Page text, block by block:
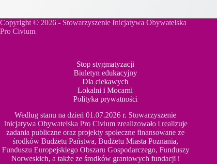
Copyright © 2026 - Stowarzyszenie Inicjatywa Obywatelska
Pro Civium
Stop stygmatyzacji
Biuletyn edukacyjny
Dla ciekawych
Lokalni i Mocarni
Polityka prywatności
Według stanu na dzień 01.07.2026 r. Stowarzyszenie
Inicjatywa Obywatelska Pro Civium zrealizowało i realizuje
zadania publiczne oraz projekty społeczne finansowane ze
środków Budżetu Państwa, Budżetu Miasta Poznania,
Funduszu Europejskiego Obszaru Gospodarczego, Funduszy
Norweskich, a także ze środków grantowych fundacji i